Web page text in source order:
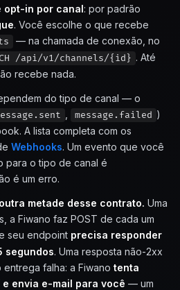
opt-in por canal: por padrão
. Você escolhe o que recebe
— na chamada de conexão, no
/api/v1/channels/{id} . Até
recebe nada.
do tipo de canal — o
message.failed )
A lista completa com os
Webhooks. Um evento que você
para o tipo de canal é
é um erro.
metade desse contrato. Uma
a Fiwano faz POST de cada um
e seu endpoint precisa responder
segundos. Uma resposta não-2xx
falha: a Fiwano tenta
envia e-mail para você — um